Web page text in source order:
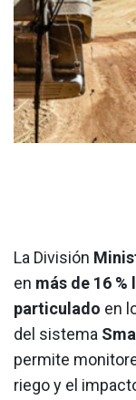
La División
en más de 16
particulado en
del sistema
permite
riego y el